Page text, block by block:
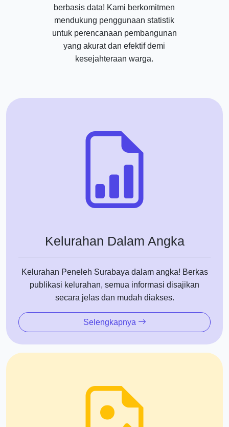
berbasis data! Kami berkomitmen
mendukung penggunaan statistik
untuk perencanaan pembangunan
yang akurat dan efektif demi
kesejahteraan warga.
Kelurahan Dalam Angka
Kelurahan Peneleh Surabaya dalam angka! Berkas
publikasi kelurahan, semua informasi disajikan
secara jelas dan mudah diakses.
Selengkapnya